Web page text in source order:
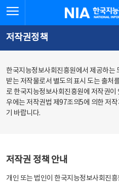
문
로
가
체
뉴
바
가
한국지능정보사회
저작권정책
한국지능정보사회진흥원에서 제공하는
받는 저작물로서 별도의 표시 도는 출처
로 한국지능정보사회진흥원에 저작권이
우에는 저작권법 제97조의5에 의한 저
기 바랍니다.
저작권 정책 안내
개인 또는 법인이 한국지능정보사회진